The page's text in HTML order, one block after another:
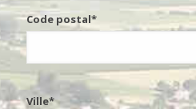
Code postal*
Ville*